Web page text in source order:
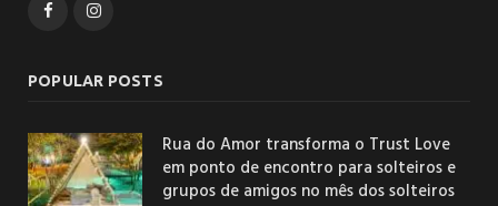
FacebookInstagram
POPULAR POSTS
Rua do Amor transforma o Trust Love
em ponto de encontro para solteiros e
grupos de amigos no mês dos solteiros